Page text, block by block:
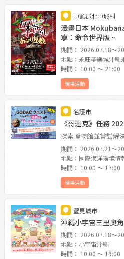
中頭郡北中城村
漫畫日本
寧：命令世界版 ~
期間： 2026.07.18〜
地點：永旺夢樂城沖繩
時間： 10:00 〜 21:00
現場活動
名護市
《哥達克》任務
探索博物館並嘗試解
期間： 2026.07.21〜
地點：國際海洋環境情
時間： 10:00 〜 17:00
現場活動
豐見城市
沖繩小宇宙三里奧
期間： 2026.07.18〜
地點：小宇宙沖繩
時間： 10:00 〜 19:00